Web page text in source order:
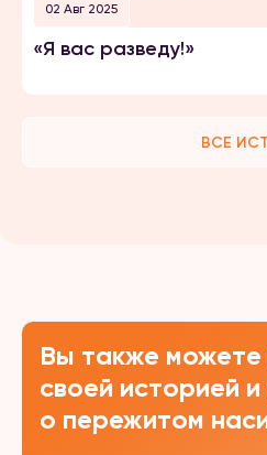
02 Авг 2025
«Я вас разведу!»
ВСЕ
Вы также можете
своей историей
о пережитом